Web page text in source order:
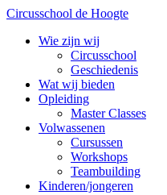
Circusschool de Hoogte
Wie zijn wij
Circusschool
Geschiedenis
Wat wij bieden
Opleiding
Master Classes
Volwassenen
Cursussen
Workshops
Teambuilding
Kinderen/jongeren